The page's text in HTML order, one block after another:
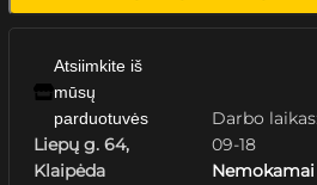
Atsiimkite iš
mūsų
parduotuvės
Liepų g. 64,
Klaipėda
Darbo
09-18
Nemokamai